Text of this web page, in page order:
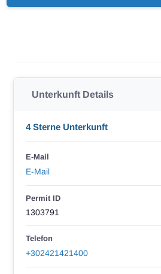
Unterkunft Details
4 Sterne Unterkunft
E-Mail
E-Mail
Permit ID
1303791
Telefon
+302421421400